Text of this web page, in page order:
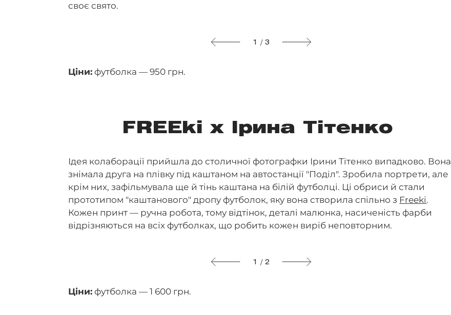
своє свято.
1 / 3
Ціни: футболка — 950 грн.
FREEki х Ірина Тітенко
Ідея колаборації прийшла до столичної фотографки Ірини Тітенко випадково. Вона
знімала друга на плівку під каштаном на автостанції "Поділ". Зробила портрети, але
крім них, зафільмувала ще й тінь каштана на білій футболці. Ці обриси й стали
прототипом "каштанового" дропу футболок, яку вона створила спільно з Freeki.
Кожен принт — ручна робота, тому відтінок, деталі малюнка, насиченість фарби
відрізняються на всіх футболках, що робить кожен виріб неповторним.
1 / 2
Ціни: футболка — 1 600 грн.